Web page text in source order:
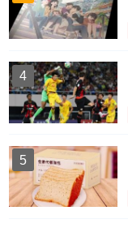
4
5